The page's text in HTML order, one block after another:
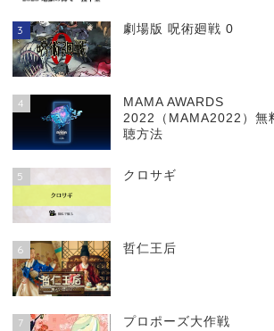
3 劇場版 呪術廻戦 0
4
MAMA AWARDS
2022（MAMA2022）無
聴方法
5 クロサギ
6 哲仁王后
7 プロポーズ大作戦